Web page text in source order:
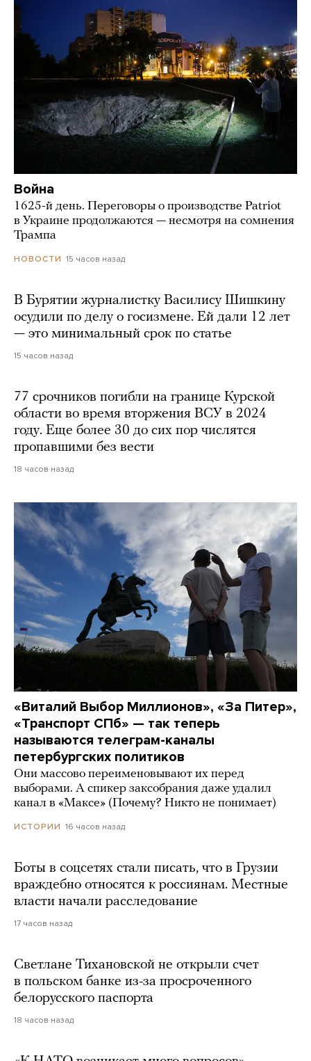
Война
1625-й день. Переговоры о производстве Patriot
в Украине продолжаются — несмотря на сомнения
Трампа
НОВОСТИ 15 часов назад
В Бурятии журналистку Василису Шишкину
осудили по делу о госизмене. Ей дали 12 лет
— это минимальный срок по статье
15 часов назад
77 срочников погибли на границе Курской
области во время вторжения ВСУ в 2024
году. Еще более 30 до сих пор числятся
пропавшими без вести
18 часов назад
«Виталий Выбор Миллионов», «За Питер»,
«Транспорт СПб» — так теперь
называются телеграм-каналы
петербургских политиков
Они массово переименовывают их перед
выборами. А спикер заксобрания даже удалил
канал в «Максе» (Почему? Никто не понимает)
ИСТОРИИ 16 часов назад
Боты в соцсетях стали писать, что в Грузии
враждебно относятся к россиянам. Местные
власти начали расследование
17 часов назад
Светлане Тихановской не открыли счет
в польском банке из-за просроченного
белорусского паспорта
18 часов назад